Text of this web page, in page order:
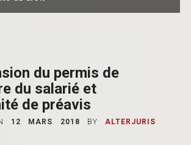
du permis de
du salarié et
de préavis
12 MARS 2018 BY
ALTERJURIS